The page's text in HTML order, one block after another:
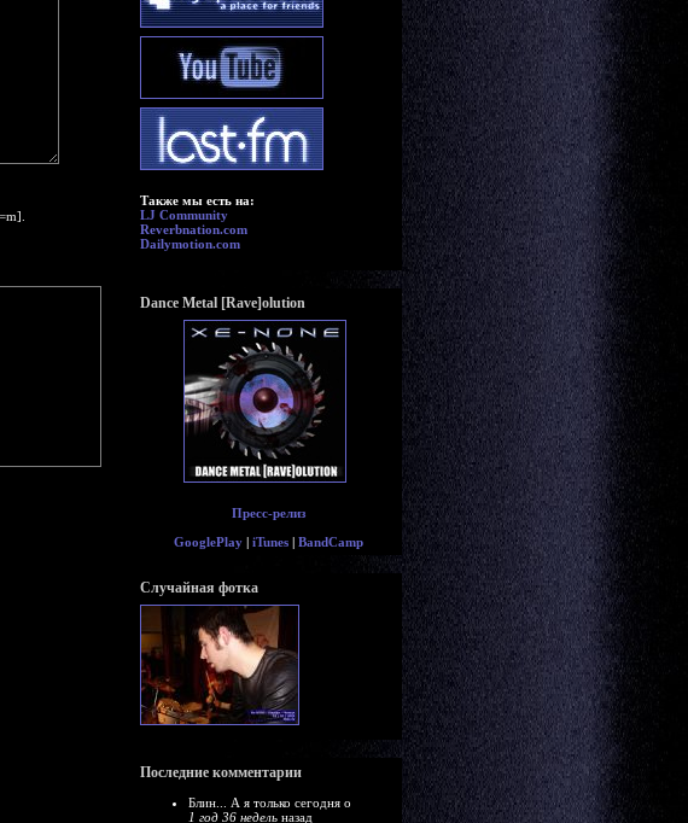
Также мы есть на:
LJ Community
Reverbnation.com
Dailymotion.com
Dance Metal [Rave]olution
Пресс-релиз
GooglePlay| iTunes| BandCamp
Случайная фотка
Последние комментарии
Блин... А я только сегодня о
1 год 36 недель назад